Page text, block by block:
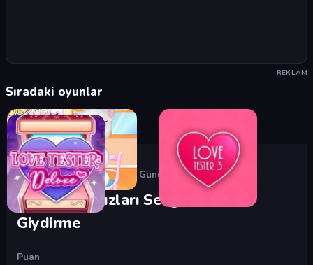
REKLAM
Sıradaki oyunlar
Oyunlar›Aşk Oyunları›
İnstagram Kızları Sevgililer Günü Giydirme
İnstagram Kızları Sevgililer Günü
Giydirme
Puan